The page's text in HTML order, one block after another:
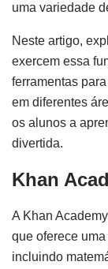
uma variedade
Neste artigo,
exercem essa
ferramentas
em diferentes
os alunos a
divertida.
Khan
A Khan
que oferece
incluindo